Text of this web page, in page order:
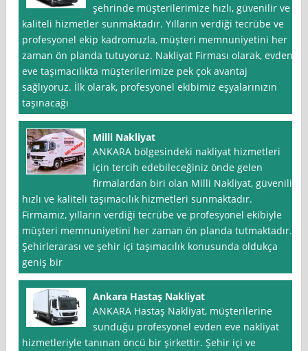
şehrinde müşterilerimize hızlı, güvenilir ve
kaliteli hizmetler sunmaktadır. Yılların verdiği tecrübe ve
profesyonel ekip kadromuzla, müşteri memnuniyetini her
zaman ön planda tutuyoruz. Nakliyat Firması olarak, evden
eve taşımacılıkta müşterilerimize pek çok avantaj
sağlıyoruz. İlk olarak, profesyonel ekibimiz eşyalarınızın
taşınacağı
Milli Nakliyat
ANKARA bölgesindeki nakliyat hizmetleri
için tercih edebileceğiniz önde gelen
firmalardan biri olan Milli Nakliyat, güvenilir,
hızlı ve kaliteli taşımacılık hizmetleri sunmaktadır.
Firmamız, yılların verdiği tecrübe ve profesyonel ekibiyle
müşteri memnuniyetini her zaman ön planda tutmaktadır.
Şehirlerarası ve şehir içi taşımacılık konusunda oldukça
geniş bir
Ankara Hastaş Nakliyat
ANKARA Hastaş Nakliyat, müşterilerine
sunduğu profesyonel evden eve nakliyat
hizmetleriyle tanınan öncü bir şirkettir. Şehir içi ve